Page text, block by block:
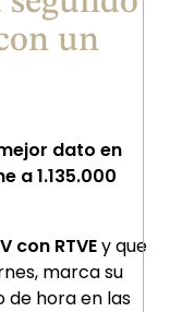
un
dato en
a 1.135.000
con RTVEy que
marca su
de hora en las